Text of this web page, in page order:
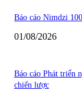
Báo cáo Nimdzi
01/08/2026
Báo cáo Phát triển
chiến lược